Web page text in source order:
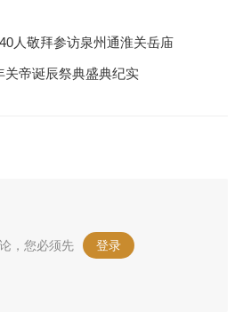
人敬拜参访泉州通淮关岳庙
关帝诞辰祭典盛典纪实
，您必须先 登录 。